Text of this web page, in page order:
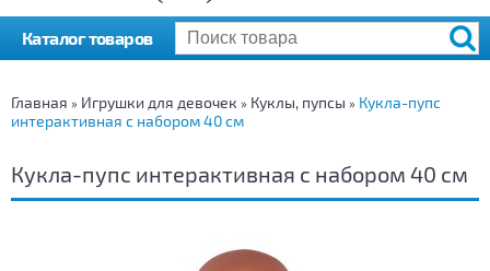
р.
Каталог товаров
Главная » Игрушки для девочек » Куклы, пупсы » Кукла-пупс
интерактивная с набором 40 см
Кукла-пупс интерактивная с набором 40 см